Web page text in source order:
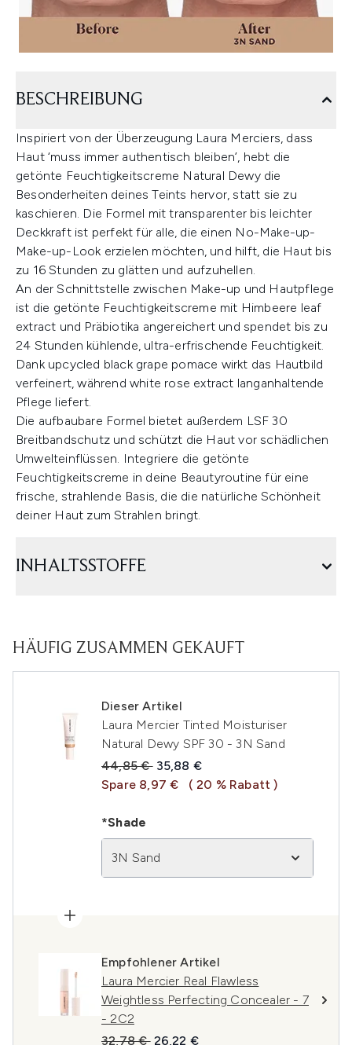
BESCHREIBUNG
Inspiriert von der Überzeugung Laura Merciers, dass
Haut ‘muss immer authentisch bleiben’, hebt die
getönte Feuchtigkeitscreme Natural Dewy die
Besonderheiten deines Teints hervor, statt sie zu
kaschieren. Die Formel mit transparenter bis leichter
Deckkraft ist perfekt für alle, die einen No-Make-up-
Make-up-Look erzielen möchten, und hilft, die Haut bis
zu 16 Stunden zu glätten und aufzuhellen.
An der Schnittstelle zwischen Make-up und Hautpflege
ist die getönte Feuchtigkeitscreme mit Himbeere leaf
extract und Präbiotika angereichert und spendet bis zu
24 Stunden kühlende, ultra-erfrischende Feuchtigkeit.
Dank upcycled black grape pomace wirkt das Hautbild
verfeinert, während white rose extract langanhaltende
Pflege liefert.
Die aufbaubare Formel bietet außerdem LSF 30
Breitbandschutz und schützt die Haut vor schädlichen
Umwelteinflüssen. Integriere die getönte
Feuchtigkeitscreme in deine Beautyroutine für eine
frische, strahlende Basis, die die natürliche Schönheit
deiner Haut zum Strahlen bringt.
INHALTSSTOFFE
HÄUFIG ZUSAMMEN GEKAUFT
Dieser Artikel
Laura Mercier Tinted Moisturiser
Natural Dewy SPF 30 - 3N Sand
Unverbindliche Preisempfehlung:
44,85 € Aktueller Preis:
35,88 €
Spare 8,97 €
( 20 % Rabatt )
*Shade
3N Sand
Empfohlener Artikel
Laura Mercier Real Flawless
Weightless Perfecting Concealer - 7
- 2C2
Unverbindliche Preisempfehlung:
32,78 € Aktueller Preis:
26,22 €